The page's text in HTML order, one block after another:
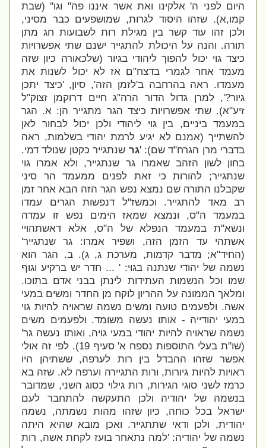
היום לפני ה' אלקינו ואת אשר איננו פה" וגו'' (שבת
קמו,א). שזהו היסוד לגרות, שמושפעים כבר מסיני,
ולכן זהו עוד קשר בין מגילת רות לשבועות חג מתן
תורה. והנה על היכולת להתגייר ישנם שתי אפשרויות
כיצד גוי יכול להפוך ליהודי בגיור (שלכאורה כיון שזה
מעמד אחר לגמרי בדצח"ם אז לא יכול לשנות את
מעמדו. ראה בהרחבה ב'לזמן הזה', סיון, 'כיצד יתכן
גיור?', למרן גדול הדור הרה"ג חיים דרוקמן זצוק"ל
זיע"א). שתי אפשרויות כיצד הגר מתגייר הן: א. הגר
במעמד ביניים, בין גוי ליהודי ולכן יכול לבחור לאן
להשתייך (אמנם לא יגיע לרמת יהודי בשלמות, ראה
בדברי מרן הגרח"ד שם): 'גרשנתגייר כקטן שנולד דמי.
בחון לשון הזהב שאמרו גר שנתגייר, ולא אמרו גוי
שנתגייר; להורות כי זאת לפנים ממעמד הר סיני
שקבלנו התורה שם נמצא נפש הגר הזה הבא אחר זמן
רב מאד להתגייר. וכמשז"ל דנפשות הגרים עמדו
במעמד ה"ס, ונמצא שמאז הימים נפש זו עמדה
ונשא"ת במעמד הנפלא של ה"ס, אלא דאשתהויי
אשתהי עד הזמן הזה, ושפיר אמרו: גר שנתגייר'
(החיד"א; מדבר קדמות, מערכת ג, ג). ב. הגר הוא
נשמה של יהודי שנתנה בגוי: ' ... חדר יש ברקיע וגוף
שמו וכל הנשמות העתידות לינתן בבני אדם בתוכו.
ומלאך הממונה על ההריון לוקח מן החדר ומשים במעי
אשה. ולפעמים טועה ומשים נשמה שראויה להיות גוי
במעי יהודייה - אותו נעשה משומד. ולפעמים משים
נשמה שראויה להיות יהודי במעי גויה, ואותו נעשה גר'
(שו"ת בעלי התוספות נספח א' סעיף 19). לפי זה אולי
אפשר שזהו ההבדל בין רות לערפה, ששתיהן היו
ראויות להיות גיורות, ורות התגיירה וערפה לא. שזה בא
כרמז לשני סוגי הגירות, רות גילוי כסוג השני, שמדובר
בנשמה של יהודיה ולכן התעקשה להתחבר לעם
ישראל בכל כוחה, כיון שזהו מהות נשמתה, נשמה
יהודית, ולכן ודאי שתתגייר. ואכן מובא שהיא היתה
נשמה של יהודיה: 'למה נתאחר בועז לקחת אשה, רות